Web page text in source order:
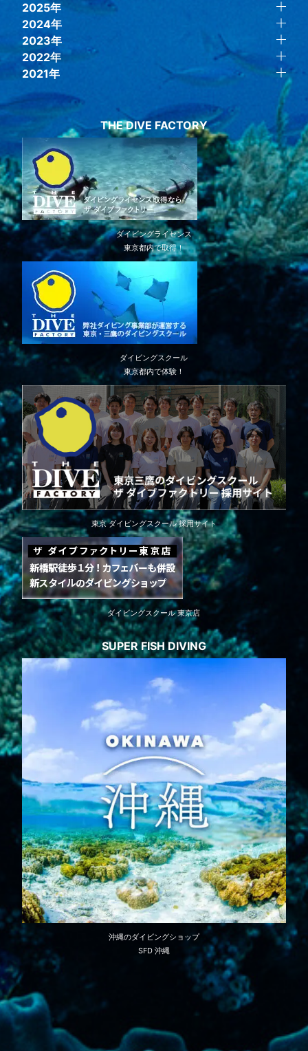
2025年
2024年
2023年
2022年
2021年
THE DIVE FACTORY
ダイビングライセンス
東京都内で取得！
ダイビングスクール
東京都内で体験！
東京 ダイビングスクール 採用サイト
ダイビングスクール 東京店
SUPER FISH DIVING
沖縄のダイビングショップ
SFD 沖縄